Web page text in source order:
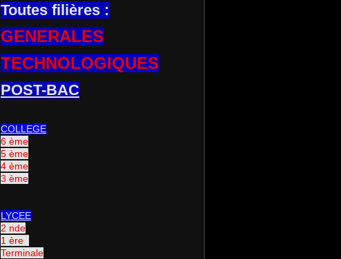
Toutes filières :
GENERALES
TECHNOLOGIQUES
POST-BAC
COLLEGE
6 ème
5 ème
4 ème
3 ème
LYCEE
2 nde
1 ère
Terminale